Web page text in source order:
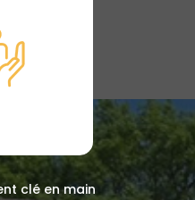
clé en main